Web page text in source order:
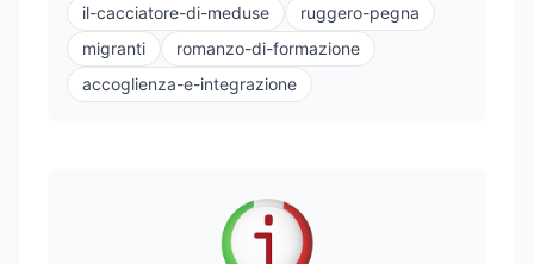
il-cacciatore-di-meduse
ruggero-pegna
migranti
romanzo-di-formazione
accoglienza-e-integrazione